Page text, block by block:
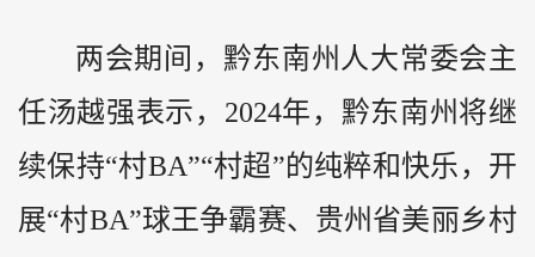
两会期间，黔东南州人大常委会主
任汤越强表示，2024年，黔东南州将继
续保持“村BA”“村超”的纯粹和快乐，开
展“村BA”球王争霸赛、贵州省美丽乡村